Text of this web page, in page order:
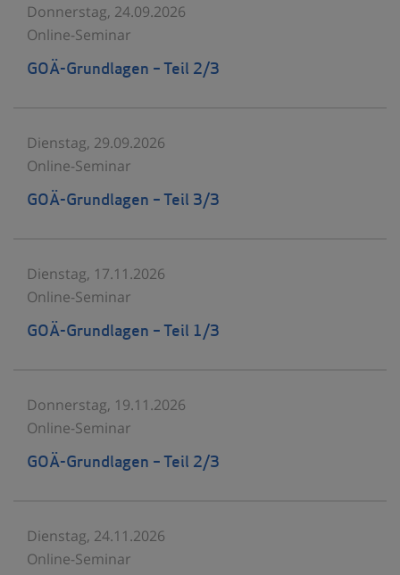
Donnerstag, 24.09.2026
Online-Seminar
GOÄ-Grundlagen – Teil 2/3
Dienstag, 29.09.2026
Online-Seminar
GOÄ-Grundlagen – Teil 3/3
Dienstag, 17.11.2026
Online-Seminar
GOÄ-Grundlagen – Teil 1/3
Donnerstag, 19.11.2026
Online-Seminar
GOÄ-Grundlagen – Teil 2/3
Dienstag, 24.11.2026
Online-Seminar